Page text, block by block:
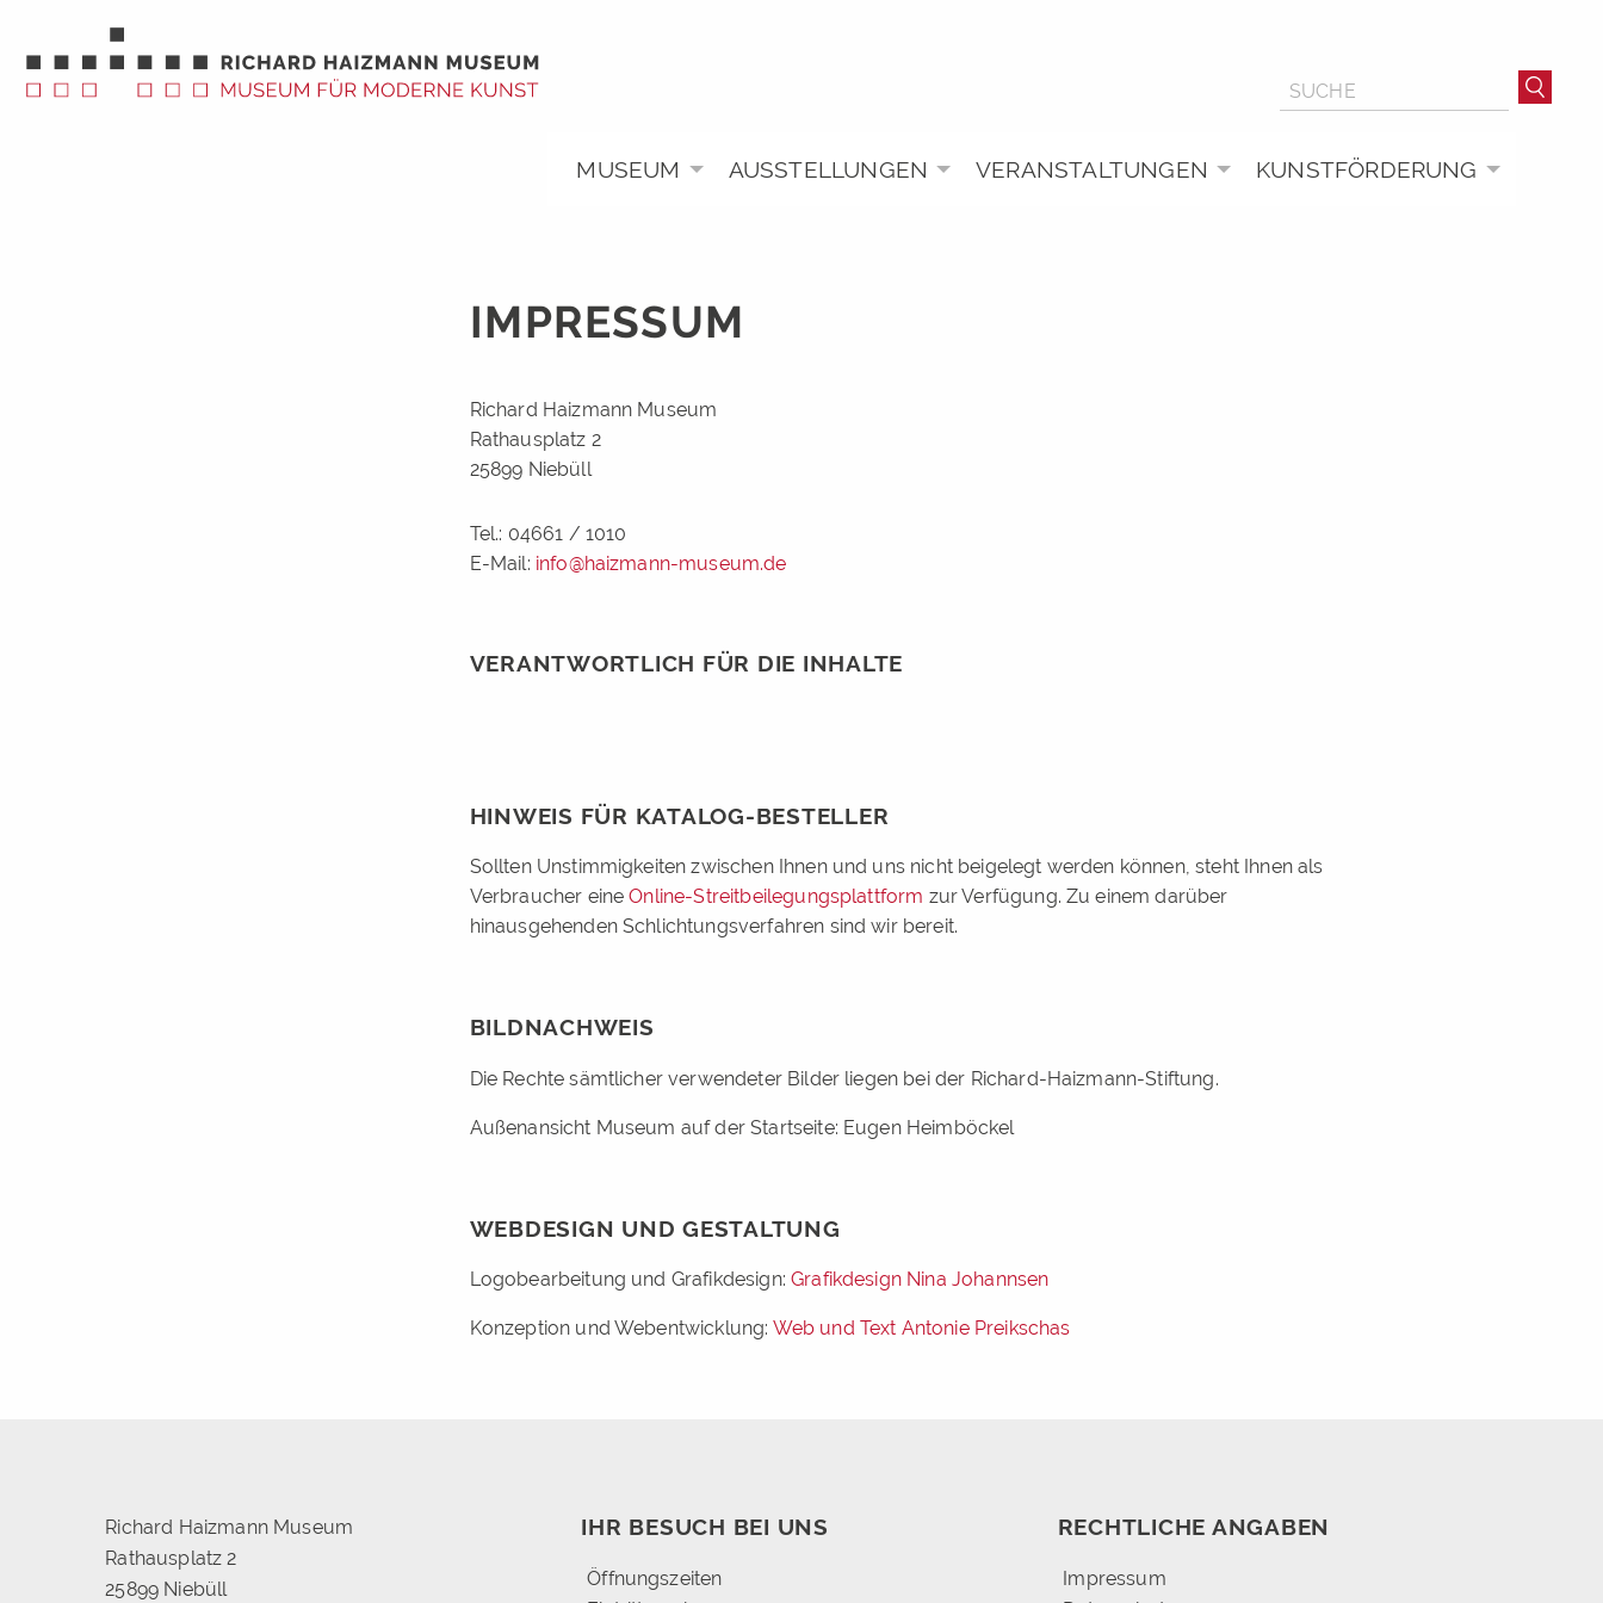
MUSEUM AUSSTELLUNGEN VERANSTALTUNGEN KUNSTFÖRDERUNG
IMPRESSUM
Richard Haizmann Museum
Rathausplatz 2
25899 Niebüll
Tel.: 04661 / 1010
E-Mail: info@haizmann-museum.de
VERANTWORTLICH FÜR DIE INHALTE
HINWEIS FÜR KATALOG-BESTELLER
Sollten Unstimmigkeiten zwischen Ihnen und uns nicht beigelegt werden können, steht Ihnen als
Verbraucher eineOnline-Streitbeilegungsplattform zur Verfügung. Zu einem darüber
hinausgehenden Schlichtungsverfahren sind wir bereit.
BILDNACHWEIS
Die Rechte sämtlicher verwendeter Bilder liegen bei der Richard-Haizmann-Stiftung.
Außenansicht Museum auf der Startseite: Eugen Heimböckel
WEBDESIGN UND GESTALTUNG
Logobearbeitung und Grafikdesign:Grafikdesign Nina Johannsen
Konzeption und Webentwicklung: Web und Text Antonie Preikschas
Richard Haizmann Museum
Rathausplatz 2
25899 Niebüll
IHR BESUCH BEI UNS
Öffnungszeiten
RECHTLICHE ANGABEN
Impressum